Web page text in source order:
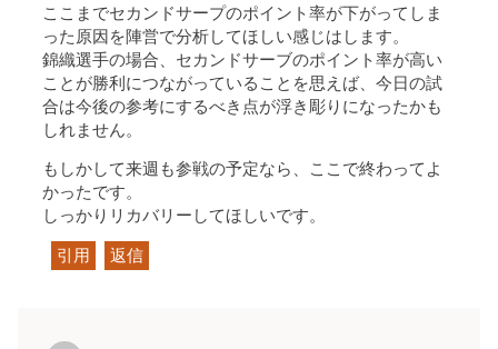
ここまでセカンドサープのポイント率が下がってしま
った原因を陣営で分析してほしい感じはします。
錦織選手の場合、セカンドサーブのポイント率が高い
ことが勝利につながっていることを思えば、今日の試
合は今後の参考にするべき点が浮き彫りになったかも
しれません。
もしかして来週も参戦の予定なら、ここで終わってよ
かったです。
しっかりリカバリーしてほしいです。
引用 返信